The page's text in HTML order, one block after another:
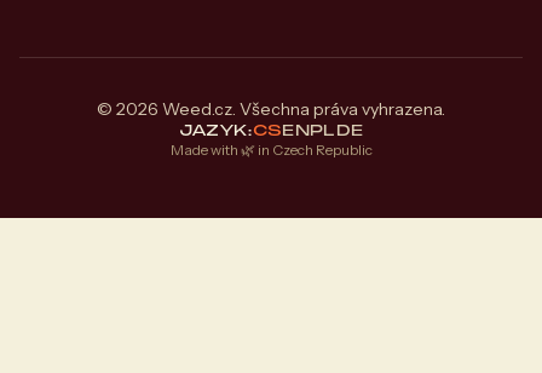
© 2026 Weed.cz. Všechna práva vyhrazena.
JAZYK:CSENPLDE
Made with 🌿 in Czech Republic